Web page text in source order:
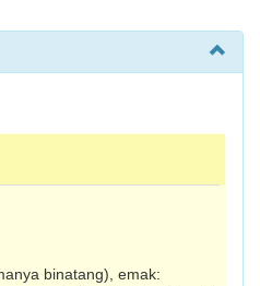
binatang), emak: